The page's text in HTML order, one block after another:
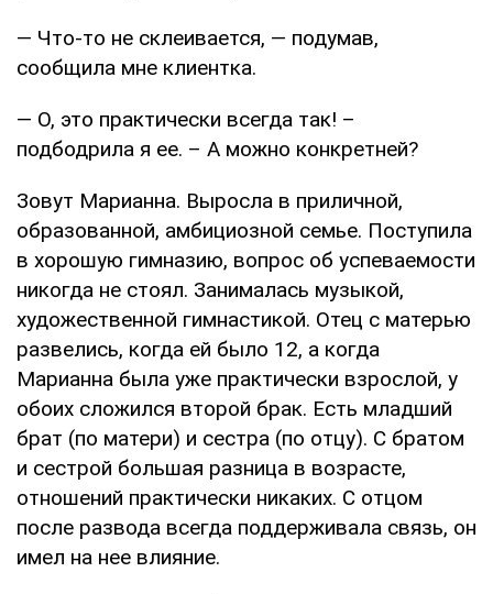
— Что-то не склеивается, — подумав,
сообщила мне клиентка.
— О, это практически всегда так! –
подбодрила я ее. – А можно конкретней?
Зовут Марианна. Выросла в приличной,
образованной, амбициозной семье. Поступила
в хорошую гимназию, вопрос об успеваемости
никогда не стоял. Занималась музыкой,
художественной гимнастикой. Отец с матерью
развелись, когда ей было 12, а когда
Марианна была уже практически взрослой, у
обоих сложился второй брак. Есть младший
брат (по матери) и сестра (по отцу). С братом
и сестрой большая разница в возрасте,
отношений практически никаких. С отцом
после развода всегда поддерживала связь, он
имел на нее влияние.